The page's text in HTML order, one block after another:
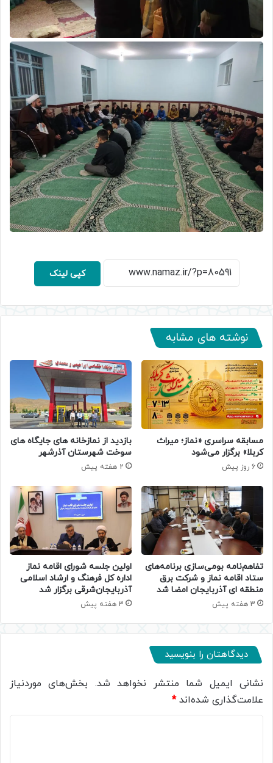
کپی لینک
نوشته های مشابه
مسابقه سراسری «نماز؛ میراث
کربلا» برگزار می‌شود
6 روز پیش
بازدید از نمازخانه های جایگاه های
سوخت شهرستان آذرشهر
2 هفته پیش
تفاهم‌نامه بومی‌سازی برنامه‌های
ستاد اقامه نماز و شرکت برق
منطقه ای آذربایجان امضا شد
3 هفته پیش
اولین جلسه شورای اقامه نماز
اداره کل فرهنگ و ارشاد اسلامی
آذربایجان‌شرقی برگزار شد
3 هفته پیش
دیدگاهتان را بنویسید
نشانی ایمیل شما منتشر نخواهد شد. بخش‌های موردنیاز
علامت‌گذاری شده‌اند*